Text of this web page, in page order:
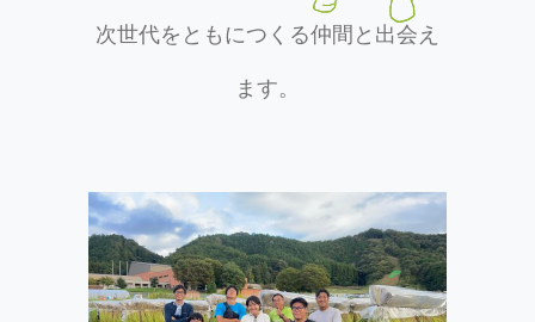
次世代をともにつくる仲間と出会え
ます。